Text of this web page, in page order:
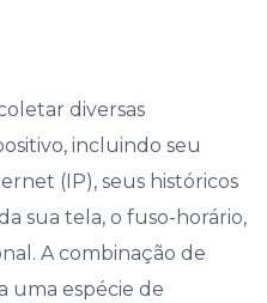
diversas
incluindo seu
(IP), seus históricos
sua tela, o fuso-horário,
A combinação de
uma espécie de